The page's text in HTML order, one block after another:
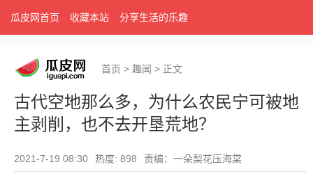
瓜皮网首页 收藏本站 分享生活的乐趣
首页 > 趣闻 > 正文
古代空地那么多，为什么农民宁可被地
主剥削，也不去开垦荒地？
2021-7-19 08:30 热度: 898 责编：一朵梨花压海棠